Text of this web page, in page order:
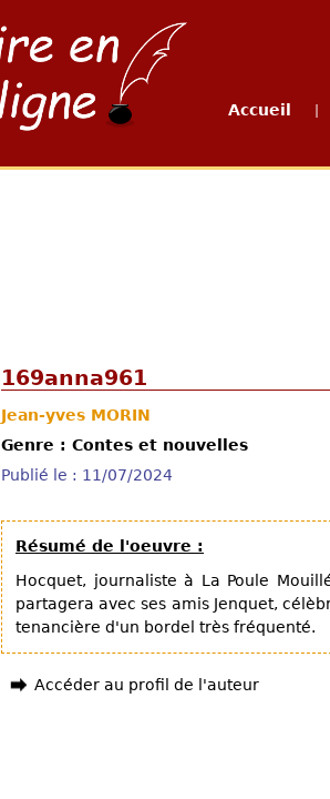
Accueil
169anna961
Jean-yves MORIN
Genre : Contes et nouvelles
Publié le : 11/07/2024
Résumé de l'oeuvre :
Hocquet, journaliste à La Poule
partagera avec ses amis Jenquet,
tenancière d'un bordel très fréquenté.
Accéder au profil de l'auteur